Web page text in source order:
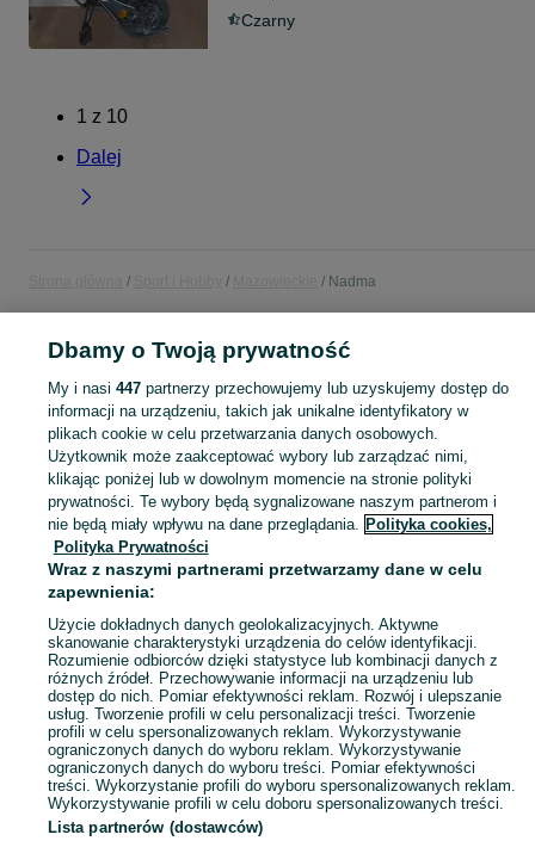
Czarny
1 z 10
Dalej
Nadma
SPORT I HOBBY
KATEGORIA
Zobacz
Mapa kategorii
Mapa miejscowości
Mapa ministron
Popularne wyszukiwania
Dbamy o Twoją prywatność
My i nasi 447partnerzy przechowujemy lub uzyskujemy dostęp do
informacji na urządzeniu, takich jak unikalne identyfikatory w
plikach cookie w celu przetwarzania danych osobowych.
Użytkownik może zaakceptować wybory lub zarządzać nimi,
klikając poniżej lub w dowolnym momencie na stronie polityki
prywatności. Te wybory będą sygnalizowane naszym partnerom i
nie będą miały wpływu na dane przeglądania. Polityka cookies,
Polityka Prywatności
Wraz z naszymi partnerami przetwarzamy dane w celu
zapewnienia:
Użycie dokładnych danych geolokalizacyjnych. Aktywne
skanowanie charakterystyki urządzenia do celów identyfikacji.
Rozumienie odbiorców dzięki statystyce lub kombinacji danych z
różnych źródeł. Przechowywanie informacji na urządzeniu lub
dostęp do nich. Pomiar efektywności reklam. Rozwój i ulepszanie
usług. Tworzenie profili w celu personalizacji treści. Tworzenie
profili w celu spersonalizowanych reklam. Wykorzystywanie
ograniczonych danych do wyboru reklam. Wykorzystywanie
ograniczonych danych do wyboru treści. Pomiar efektywności
treści. Wykorzystanie profili do wyboru spersonalizowanych reklam.
Wykorzystywanie profili w celu doboru spersonalizowanych treści.
Lista partnerów (dostawców)